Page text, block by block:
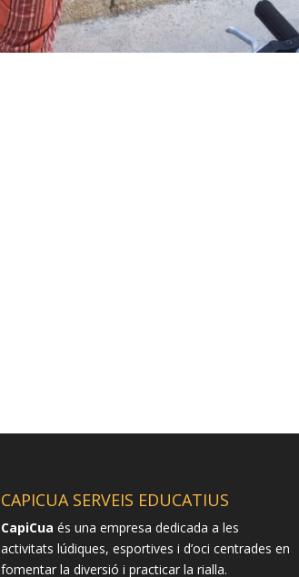
CAPICUA SERVEIS EDUCATIUS
CapiCua és una empresa dedicada a les
activitats lúdiques, esportives i d’oci centrades en
fomentar la diversió i practicar la rialla.